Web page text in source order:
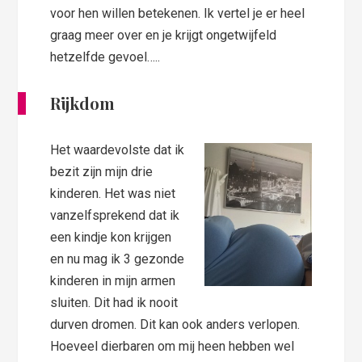
voor hen willen betekenen. Ik vertel je er heel
graag meer over en je krijgt ongetwijfeld
hetzelfde gevoel…..
Rijkdom
Het waardevolste dat ik
bezit zijn mijn drie
kinderen. Het was niet
vanzelfsprekend dat ik
een kindje kon krijgen
en nu mag ik 3 gezonde
kinderen in mijn armen
sluiten. Dit had ik nooit
durven dromen. Dit kan ook anders verlopen.
Hoeveel dierbaren om mij heen hebben wel